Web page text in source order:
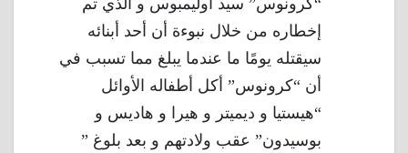
إخطاره من خلال نبوءة أن أحد أبنائه
سيقتله يومًا ما عندما يبلغ مما تسبب في
أن “كرونوس” أكل أطفاله الأوائل
“هيستيا و ديميتر و هيرا و هاديس و
بوسيدون” عقب ولادتهم و بعد بلوغ ”